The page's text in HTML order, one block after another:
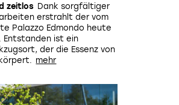
zeitlos Dank sorgfältiger
erstrahlt der vom
Palazzo Edmondo heute
Entstanden ist ein
der die Essenz von